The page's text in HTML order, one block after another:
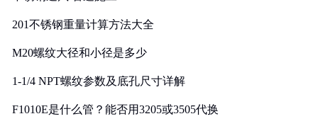
201不锈钢重量计算方法大全
M20螺纹大径和小径是多少
1-1/4 NPT螺纹参数及底孔尺寸详解
F1010E是什么管？能否用3205或3505代换